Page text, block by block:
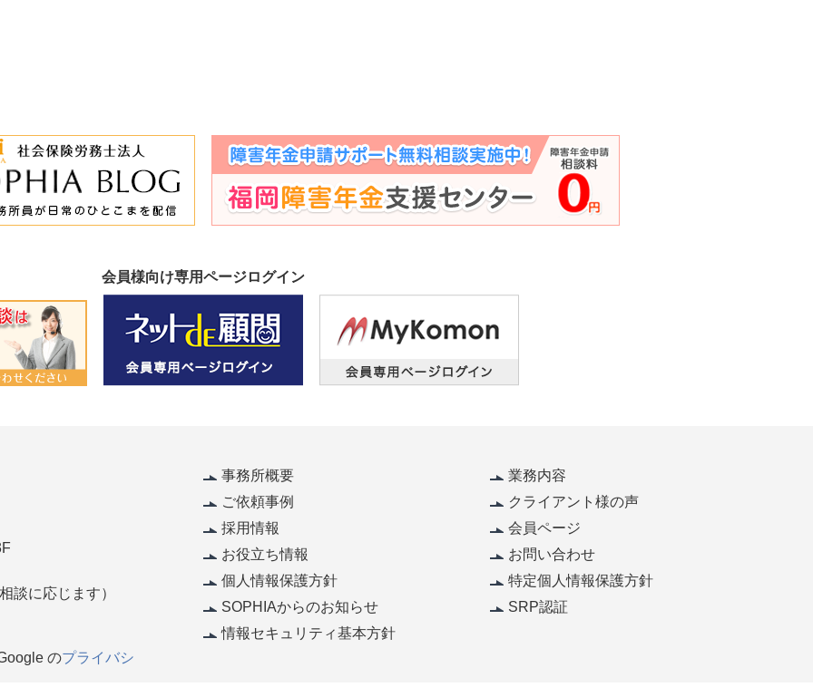
会員様向け専用ページログイン
談に応じます）
事務所概要
業務内容
ご依頼事例
クライアント様の声
採用情報
会員ページ
お役立ち情報
お問い合わせ
個人情報保護方針
特定個人情報保護方針
SOPHIAからのお知らせ
SRP認証
情報セキュリティ基本方針
のプライバシ